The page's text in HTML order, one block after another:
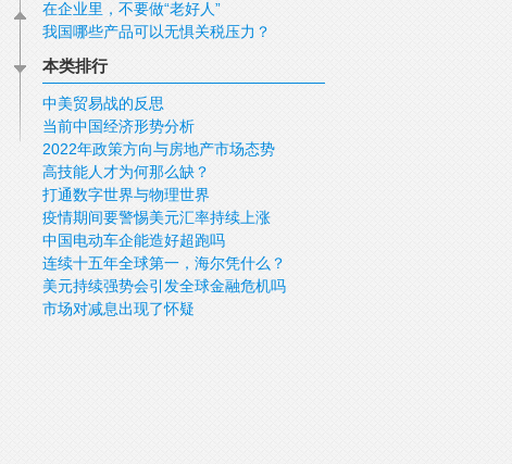
在企业里，不要做“老好人”
我国哪些产品可以无惧关税压力？
本类排行
中美贸易战的反思
当前中国经济形势分析
2022年政策方向与房地产市场态势
高技能人才为何那么缺？
打通数字世界与物理世界
疫情期间要警惕美元汇率持续上涨
中国电动车企能造好超跑吗
连续十五年全球第一，海尔凭什么？
美元持续强势会引发全球金融危机吗
市场对减息出现了怀疑